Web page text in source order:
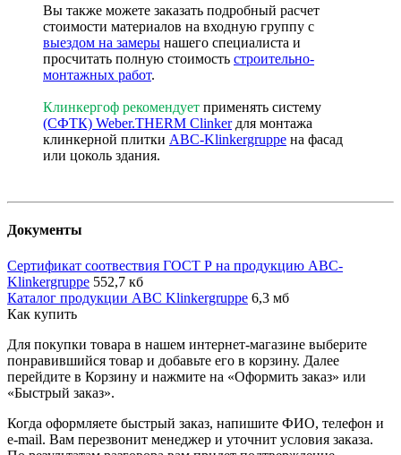
Вы также можете заказать подробный расчет
стоимости материалов на входную группу с
выездом на замеры нашего специалиста и
просчитать полную стоимость строительно-
монтажных работ.
Клинкергоф рекомендует применять систему
(СФТК) Weber.THERM Clinkerдля монтажа
клинкерной плитки ABC-Klinkergruppe на фасад
или цоколь здания.
Документы
Сертификат соотвествия ГОСТ Р на продукцию ABC-
Klinkergruppe 552,7 кб
Каталог продукции ABC Klinkergruppe 6,3 мб
Как купить
Для покупки товара в нашем интернет-магазине выберите
понравившийся товар и добавьте его в корзину. Далее
перейдите в Корзину и нажмите на «Оформить заказ» или
«Быстрый заказ».
Когда оформляете быстрый заказ, напишите ФИО, телефон и
e-mail. Вам перезвонит менеджер и уточнит условия заказа.